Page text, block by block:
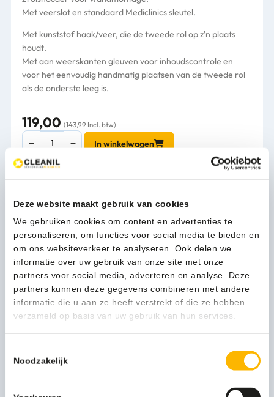
Deze website maakt gebruik van cookies
We gebruiken cookies om content en advertenties te
personaliseren, om functies voor social media te bieden en
om ons websiteverkeer te analyseren. Ook delen we
informatie over uw gebruik van onze site met onze
partners voor social media, adverteren en analyse. Deze
partners kunnen deze gegevens combineren met andere
informatie die u aan ze heeft verstrekt of die ze hebben
verzameld op basis van uw gebruik van hun services.
Noodzakelijk
Met veerslot en standaard Mediclinics sleutel.
Met kunststof haak/veer, die de tweede rol op z'n plaats
houdt.
Met aan weerskanten gleuven voor inhoudscontrole en
voor het eenvoudig handmatig plaatsen van de tweede rol
als de onderste leeg is.
119,00 (143,99 Incl. btw)
Mediclinics
2rolshouder
RVS
-
aantal
In winkelwagen
1-3 werkdagen
Kan ik u helpen?
Neem contact op
Beschrijving
Een noodzakelijke basisvoorziening, met de uitstraling van
topdesign. De elegante 2-rolshouder rvs van Mediclinics
Met de 2-rolshouder rvs behoort een lege toiletrol tot het